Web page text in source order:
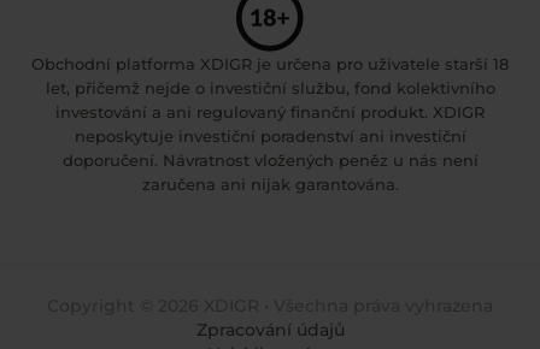
Obchodní platforma XDIGR je určena pro uživatele starší 18
let, přičemž nejde o investiční službu, fond kolektivního
investování a ani regulovaný finanční produkt. XDIGR
neposkytuje investiční poradenství ani investiční
doporučení. Návratnost vložených peněz u nás není
zaručena ani nijak garantována.
Zpracování údajů